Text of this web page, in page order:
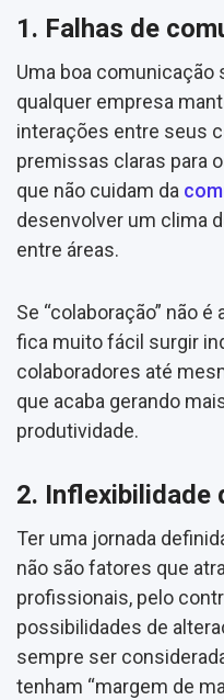
1. Falhas de
Uma boa comunicação
qualquer empresa
interações entre seus
premissas claras para
que não cuidam da
desenvolver um clima
entre áreas.
Se “colaboração” não
fica muito fácil surgir
colaboradores até
que acaba gerando
produtividade.
2. Inflexibilidade
Ter uma jornada
não são fatores que
profissionais, pelo
possibilidades de
sempre ser
tenham “margem de